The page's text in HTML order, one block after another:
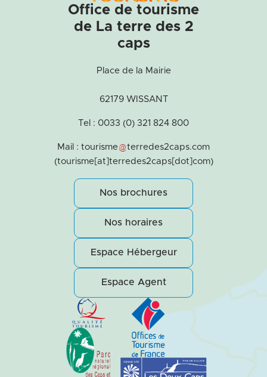
Office de tourisme
de La terre des 2
caps
Place de la Mairie
62179 WISSANT
Tel : 0033 (0) 321 824 800
Mail : tourisme terredes2caps.com
(tourisme[at]terredes2caps[dot]com)
Nos brochures
Nos horaires
Espace Hébergeur
Espace Agent